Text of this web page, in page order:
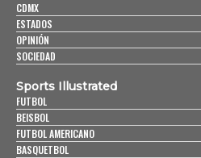
CDMX
ESTADOS
OPINIÓN
SOCIEDAD
Sports Illustrated
FUTBOL
BEISBOL
FUTBOL AMERICANO
BASQUETBOL